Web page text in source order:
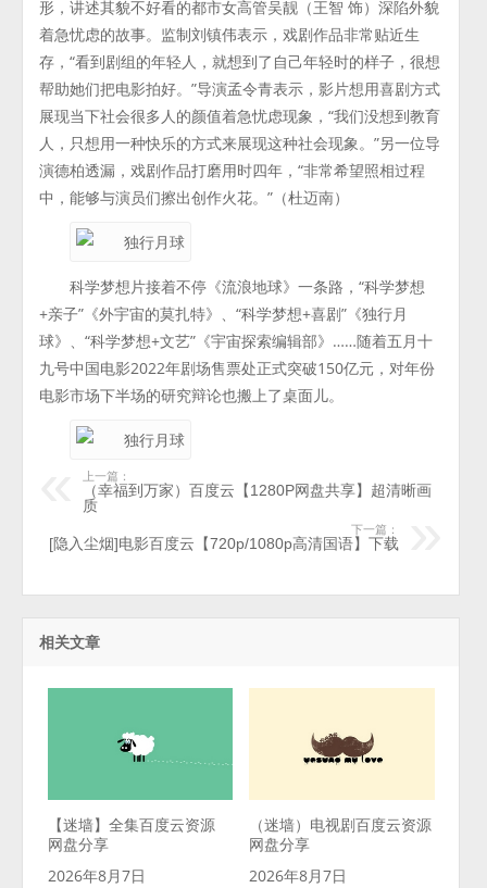
形，讲述其貌不好看的都市女高管吴靓（王智 饰）深陷外貌
着急忧虑的故事。监制刘镇伟表示，戏剧作品非常贴近生
存，“看到剧组的年轻人，就想到了自己年轻时的样子，很想
帮助她们把电影拍好。”导演孟令青表示，影片想用喜剧方式
展现当下社会很多人的颜值着急忧虑现象，“我们没想到教育
人，只想用一种快乐的方式来展现这种社会现象。”另一位导
演德柏透漏，戏剧作品打磨用时四年，“非常希望照相过程
中，能够与演员们擦出创作火花。”（杜迈南）
科学梦想片接着不停《流浪地球》一条路，“科学梦想
+亲子”《外宇宙的莫扎特》、“科学梦想+喜剧”《独行月
球》、“科学梦想+文艺”《宇宙探索编辑部》……随着五月十
九号中国电影2022年剧场售票处正式突破150亿元，对年份
电影市场下半场的研究辩论也搬上了桌面儿。
上一篇：
（幸福到万家）百度云【1280P网盘共享】超清晰画
质
下一篇：
[隐入尘烟]电影百度云【720p/1080p高清国语】下载
相关文章
【迷墙】全集百度云资源
网盘分享
2026年8月7日
（迷墙）电视剧百度云资源
网盘分享
2026年8月7日